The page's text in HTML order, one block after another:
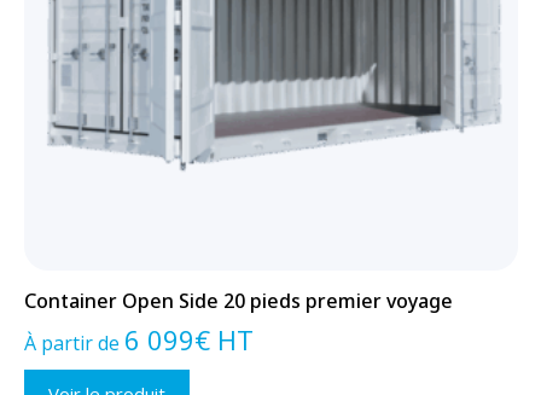
Container Open Side 20 pieds premier voyage
À partir de 6 099€HT